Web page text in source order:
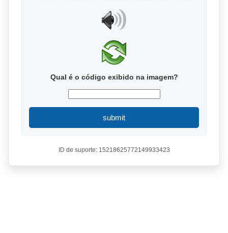
Qual é o código exibido na imagem?
submit
ID de suporte: 15218625772149933423